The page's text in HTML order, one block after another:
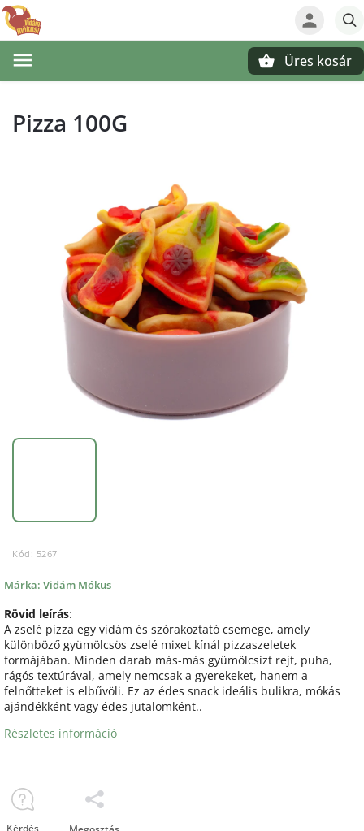
Üres kosár
Pizza 100G
Kód: 5267
Márka: Vidám Mókus
Rövid leírás:
A zselé pizza egy vidám és szórakoztató csemege, amely
különböző gyümölcsös zselé mixet kínál pizzaszeletek
formájában. Minden darab más-más gyümölcsízt rejt, puha,
rágós textúrával, amely nemcsak a gyerekeket, hanem a
felnőtteket is elbűvöli. Ez az édes snack ideális bulikra, mókás
ajándékként vagy édes jutalomként..
Részletes információ
Kérdés